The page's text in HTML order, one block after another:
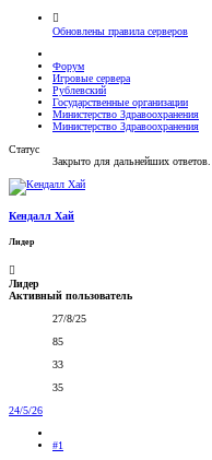
Обновлены правила серверов
Форум
Игровые сервера
Рублевский
Государственные организации
Министерство Здравоохранения
Министерство Здравоохранения
Статус
Закрыто для дальнейших ответов.
Кендалл Хай
Лидер
Лидер
Активный пользователь
27/8/25
85
33
35
24/5/26
#1